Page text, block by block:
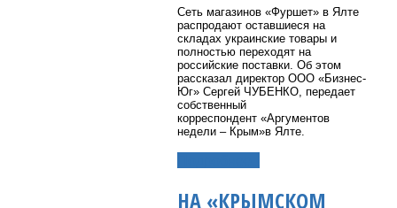
Сеть магазинов «Фуршет» в Ялте
распродают оставшиеся на
складах украинские товары и
полностью переходят на
российские поставки. Об этом
рассказал директор ООО «Бизнес-
Юг» Сергей ЧУБЕНКО, передает
собственный
корреспондент «Аргументов
недели – Крым»в Ялте.
НА «КРЫМСКОМ